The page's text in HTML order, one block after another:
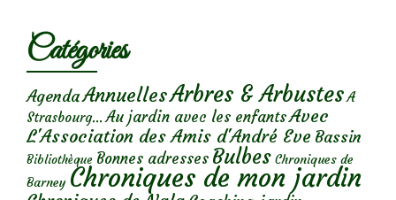
Catégories
AgendaAnnuellesArbres & Arbustes A
Strasbourg... Au jardin avec les enfantsAvec
L'Association des Amis d'André Eve Bassin
Bibliothèque Bonnes adresses Bulbes Chroniques de
Barney Chroniques de mon jardin